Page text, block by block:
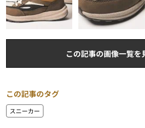
この記事の画像一覧を
この記事のタグ
スニーカー